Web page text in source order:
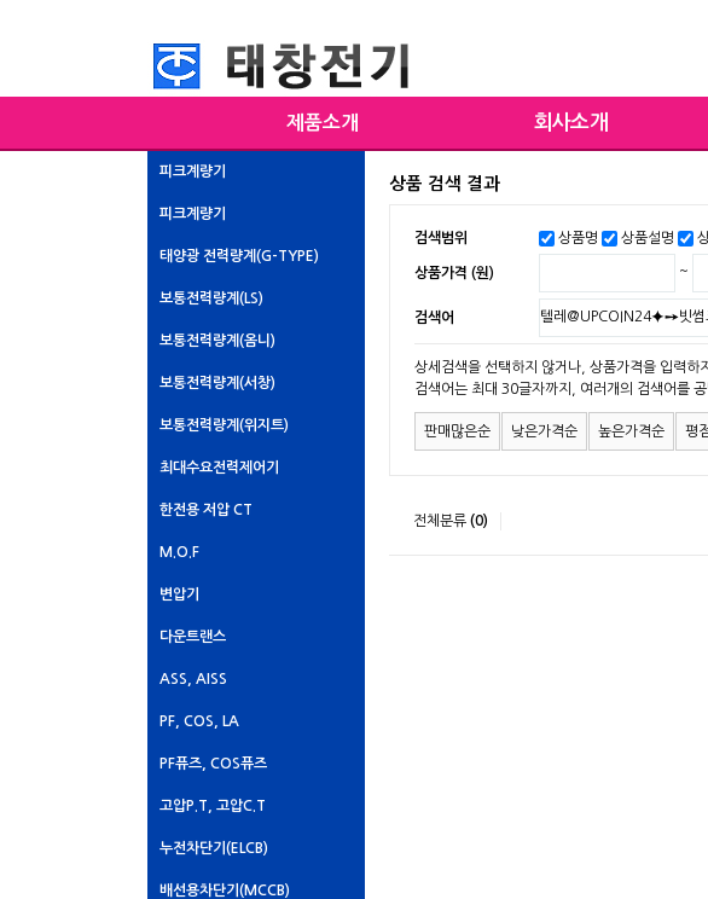
제품소개 회사소개
피크계량기
피크계량기
태양광 전력량계(G-TYPE)
보통전력량계(LS)
보통전력량계(옴니)
보통전력량계(서창)
보통전력량계(위지트)
최대수요전력제어기
한전용 저압 CT
M.O.F
변압기
다운트랜스
ASS, AISS
PF, COS, LA
PF퓨즈, COS퓨즈
고압P.T, 고압C.T
누전차단기(ELCB)
배선용차단기(MCCB)
상품 검색 결과
검색범위 상품명 상품설명
상품가격 (원) ~
검색어
상세검색을 선택하지 않거나, 상품가격을 입력하
검색어는 최대 30글자까지, 여러개의 검색어를
판매많은순 낮은가격순 높은가격순 평
전체분류 (0)